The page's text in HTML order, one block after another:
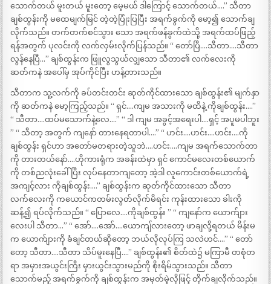
သောက်တယ် မူးတယ် မူးတော့ မေ့မယ် ဒါကြောင့် သောက်တယ်….” သီတာ
ချစ်ထွန်းကို မထေမျက်မြင် တဲ့တဲ့ပြုံးပြပြီး အရက်ခွက်ကို မော့၍ သောက်ချ
လိုက်သည်။ တက်တက်စင်သွား သော အရက်ဖန်ခွက်ထဲသို့ အရက်ထပ်ဖြည့်
ရန်အတွက် ပုလင်းကို လက်လှမ်းလိုက်ပြန်သည်။ “ တော်ပြီ….သီတာ….သီတာ
လွန်နေပြီ…” ချစ်ထွန်းက ဖြူလွသွယ်လျှသော သီတာ၏ လက်လေးကို
ဆတ်ကနဲ အပေါ်မှ အုပ်ကိုင်ပြီး ဟန့်တားသည်။
သီတာက သူ့လက်ကို ခပ်တင်းတင်း ဆုတ်ကိုင်ထားသော ချစ်ထွန်း၏ မျက်နှာ
ကို ဆတ်ကနဲ မော့ကြည့်သည်။ “ ရှင်….ကျမ အသားကို မထိနဲ့ ကိုချစ်ထွန်း….”
“ သီတာ….ထပ်မသောက်နဲ့လေ….” “ ဒါ ကျမ အခွင့်အရေးပါ….ရှင့် အပူမပါဘူး
” “ သီတာ့ အတွက် ကျနော် တားနေရတာပါ….” “ ဟင်း….ဟင်း….ဟင်း….ကို
ချစ်ထွန်း ရှင်ဟာ အတော်မတရားတဲ့သူဘဲ….ဟင်း….ကျမ အရက်သောက်တာ
ကို တားတယ်နော်….ဟိုကားရုံက အခန်းထဲမှာ ရှင် ကောင်မလေးတစ်ယောက်
ကို တစ်ညလုံးခေါ်ပြီး လုပ်နေတာကျတော့ အဲ့ဒါ လူကောင်းတစ်ယောက်ရဲ့
အကျင့်လား ကိုချစ်ထွန်း….” ချစ်ထွန်းက ဆုတ်ကိုင်ထားသော သီတာ
လက်လေးကို ကယောင်ကတမ်းလွတ်လိုက်မိရင်း ကုန်းထားသော ခါးကို
ဆန့်၍ ရပ်လိုက်သည်။ “ ပြောလေ….ကိုချစ်ထွန်း ” “ ကျနော်က ယောက်ျား
လေးပါ သီတာ…” “ အော်….အော်….ယောကျ်လားတော့ ဖာချလို့ရတယ် မိန်းမ
က ယောက်ျားကို ခံချင်တယ်ဆိုတော့ ဘယ်လိုလုပ်ကြ သလဲဟင်….” “ တော်
တော့ သီတာ….သီတာ သိပ်မူးနေပြီ….” ချစ်ထွန်း၏ စိတ်ထဲ၌ မကြာမီ တစုံတ
ရာ အမှားအယွင်းကြီး မှားယွင်းသွားမည်ကို စိုးရိမ်သွားသည်။ သီတာ
သောက်မည့် အရက်ခွက်ကို ချစ်ထွန်းက အမှတ်မဲ့လိုဖြင့် တိုက်ချလိုက်သည်။